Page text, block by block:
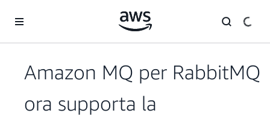
Amazon MQ per RabbitMQ
ora supporta la